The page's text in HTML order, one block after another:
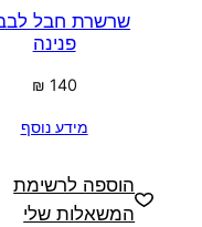
שרשרת חבל
פנינה
₪ 140
מידע נוסף
הוספה לרשימת
המשאלות שלי